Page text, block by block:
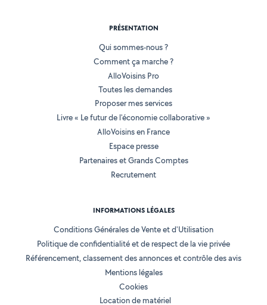
PRÉSENTATION
Qui sommes-nous ?
Comment ça marche ?
AlloVoisins Pro
Toutes les demandes
Proposer mes services
Livre « Le futur de l'économie collaborative »
AlloVoisins en France
Espace presse
Partenaires et Grands Comptes
Recrutement
INFORMATIONS LÉGALES
Conditions Générales de Vente et d'Utilisation
Politique de confidentialité et de respect de la vie privée
Référencement, classement des annonces et contrôle des avis
Mentions légales
Cookies
Location de matériel